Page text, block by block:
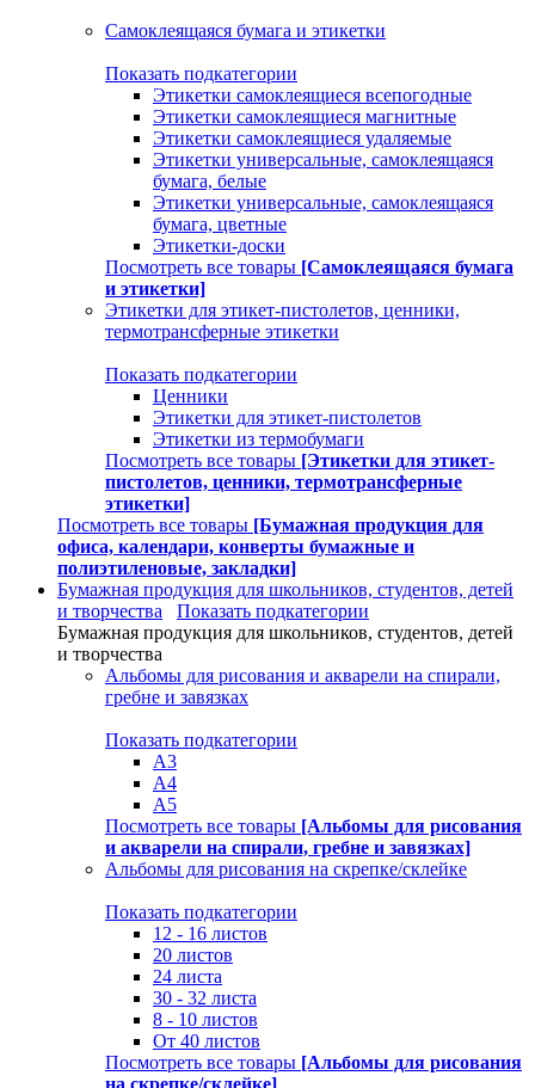
Самоклеящаяся бумага и этикетки
Показать подкатегории
Этикетки самоклеящиеся всепогодные
Этикетки самоклеящиеся магнитные
Этикетки самоклеящиеся удаляемые
Этикетки универсальные, самоклеящаяся
бумага, белые
Этикетки универсальные, самоклеящаяся
бумага, цветные
Этикетки-доски
Посмотреть все товары [Самоклеящаяся бумага
и этикетки]
Этикетки для этикет-пистолетов, ценники,
термотрансферные этикетки
Показать подкатегории
Ценники
Этикетки для этикет-пистолетов
Этикетки из термобумаги
Посмотреть все товары [Этикетки для этикет-
пистолетов, ценники, термотрансферные
этикетки]
Посмотреть все товары [Бумажная продукция для
офиса, календари, конверты бумажные и
полиэтиленовые, закладки]
Бумажная продукция для школьников, студентов, детей
и творчества
Показать подкатегории
Бумажная продукция для школьников, студентов, детей
и творчества
Альбомы для рисования и акварели на спирали,
гребне и завязках
Показать подкатегории
А3
А4
А5
Посмотреть все товары [Альбомы для рисования
и акварели на спирали, гребне и завязках]
Альбомы для рисования на скрепке/склейке
Показать подкатегории
12 - 16 листов
20 листов
24 листа
30 - 32 листа
8 - 10 листов
От 40 листов
Посмотреть все товары [Альбомы для рисования